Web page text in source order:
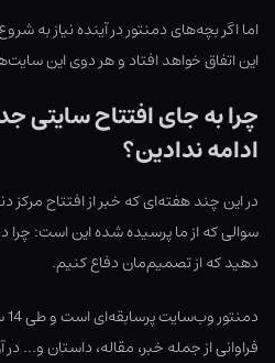
اما اگر بچه‌های دمنتور در آینده نیاز به
این اتفاق خواهد افتاد و هر دوی این
چرا به جای افتتاح سایتی
ادامه ندادین؟
در این چند هفته‌ای که خبر از افتتاح مرکز
سوالی که از ما پرسیده شده این است: چرا
دهید که از تصمیم‌مان دفاع کنیم.